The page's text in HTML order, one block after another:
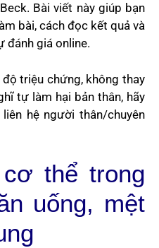
Bài viết này giúp bạn
bài, cách đọc kết quả và
đánh giá online.
triệu chứng, không thay
tự làm hại bản thân, hãy
hệ người thân/chuyên
thể trong
uống, mệt